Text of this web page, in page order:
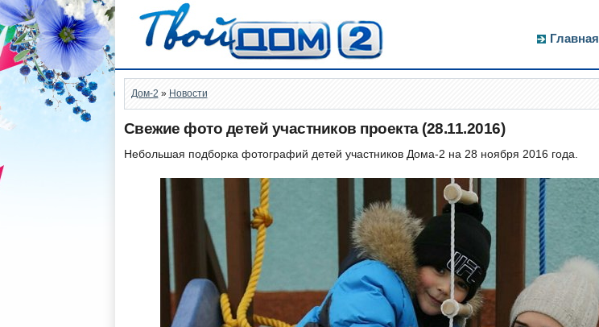
Главная
Дом-2 » Новости
Свежие фото детей участников проекта (28.11.2016)
Небольшая подборка фотографий детей участников Дома-2 на 28 ноября 2016 года.